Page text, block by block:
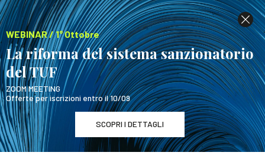
WEBINAR / 1° Ottobre
La riforma del sistema sanzionatorio
del TUF
ZOOM MEETING
Offerte per iscrizioni entro il 10/09
SCOPRI I DETTAGLI